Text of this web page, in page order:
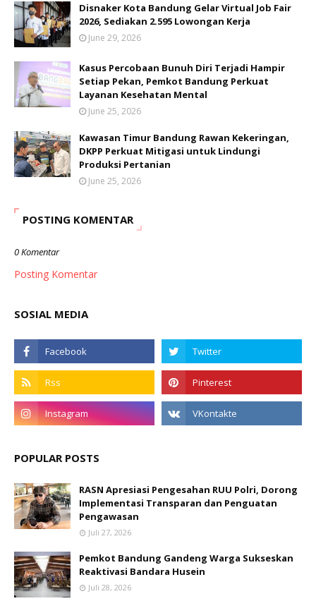
Disnaker Kota Bandung Gelar Virtual Job Fair
2026, Sediakan 2.595 Lowongan Kerja
June 29, 2026
Kasus Percobaan Bunuh Diri Terjadi Hampir
Setiap Pekan, Pemkot Bandung Perkuat
Layanan Kesehatan Mental
June 25, 2026
Kawasan Timur Bandung Rawan Kekeringan,
DKPP Perkuat Mitigasi untuk Lindungi
Produksi Pertanian
June 25, 2026
POSTING KOMENTAR
0 Komentar
Posting Komentar
SOSIAL MEDIA
POPULAR POSTS
RASN Apresiasi Pengesahan RUU Polri, Dorong
Implementasi Transparan dan Penguatan
Pengawasan
Juli 27, 2026
Pemkot Bandung Gandeng Warga Sukseskan
Reaktivasi Bandara Husein
Juli 28, 2026